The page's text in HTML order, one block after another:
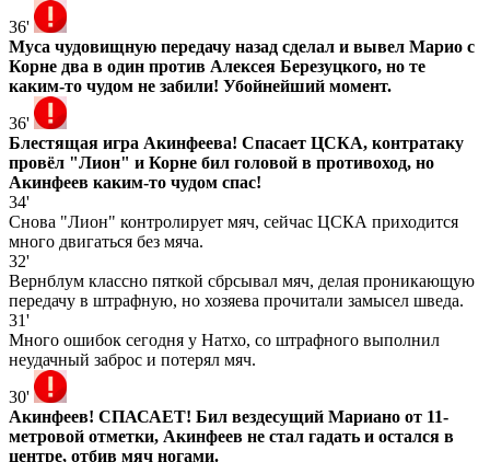
36'
Муса чудовищную передачу назад сделал и вывел Марио с
Корне два в один против Алексея Березуцкого, но те
каким-то чудом не забили! Убойнейший момент.
36'
Блестящая игра Акинфеева! Спасает ЦСКА, контратаку
провёл "Лион" и Корне бил головой в противоход, но
Акинфеев каким-то чудом спас!
34'
Снова "Лион" контролирует мяч, сейчас ЦСКА приходится
много двигаться без мяча.
32'
Вернблум классно пяткой сбрсывал мяч, делая проникающую
передачу в штрафную, но хозяева прочитали замысел шведа.
31'
Много ошибок сегодня у Натхо, со штрафного выполнил
неудачный заброс и потерял мяч.
30'
Акинфеев! СПАСАЕТ! Бил вездесущий Мариано от 11-
метровой отметки, Акинфеев не стал гадать и остался в
центре, отбив мяч ногами.